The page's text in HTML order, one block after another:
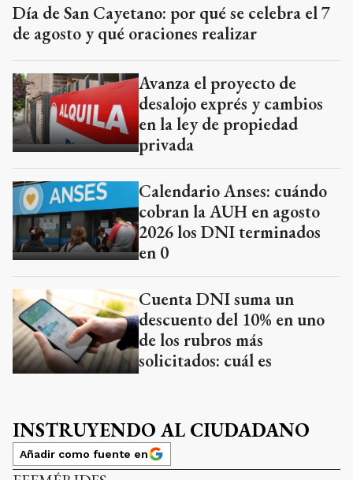
Día de San Cayetano: por qué se celebra el 7
de agosto y qué oraciones realizar
Avanza el proyecto de
desalojo exprés y cambios
en la ley de propiedad
privada
Calendario Anses: cuándo
cobran la AUH en agosto
2026 los DNI terminados
en 0
Cuenta DNI suma un
descuento del 10% en uno
de los rubros más
solicitados: cuál es
INSTRUYENDO AL CIUDADANO
Añadir como fuente en